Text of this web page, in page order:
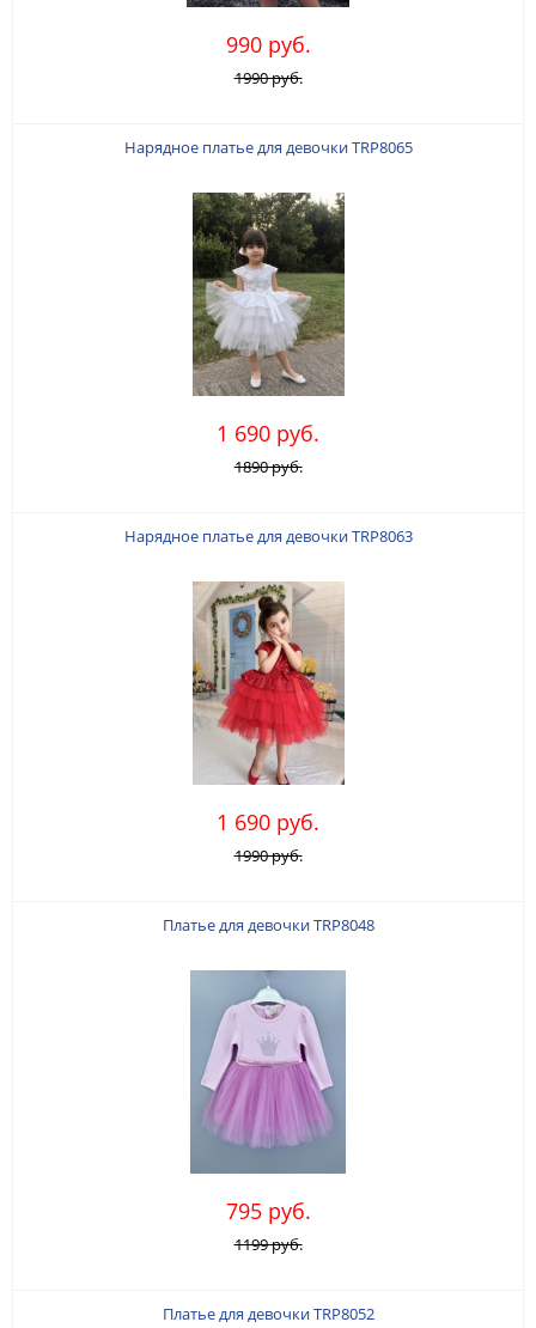
990 руб.
1990 руб.
Нарядное платье для девочки TRP8065
1 690 руб.
1890 руб.
Нарядное платье для девочки TRP8063
1 690 руб.
1990 руб.
Платье для девочки TRP8048
795 руб.
1199 руб.
Платье для девочки TRP8052